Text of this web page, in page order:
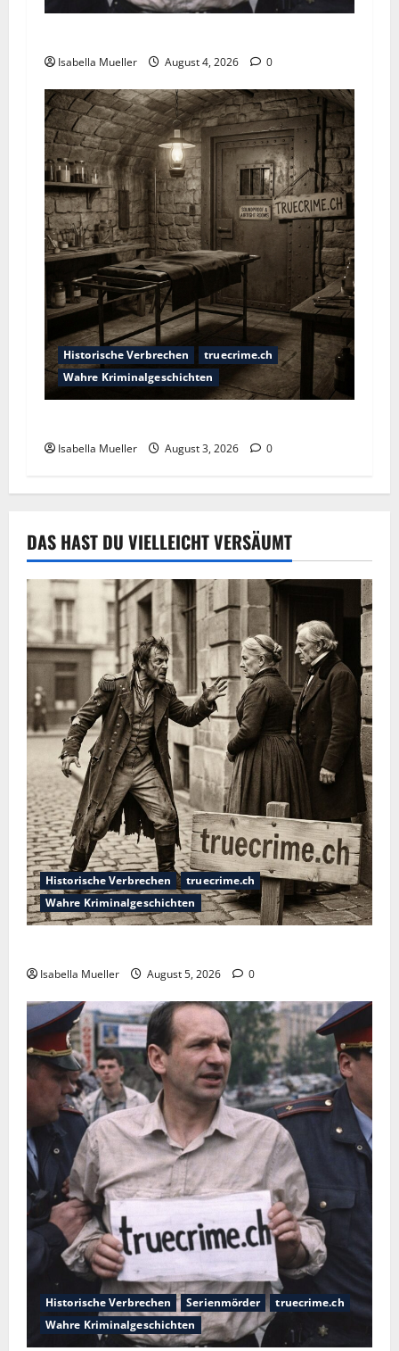
Isabella Mueller August 4, 2026 0
Historische Verbrechen
truecrime.ch
Wahre Kriminalgeschichten
Isabella Mueller August 3, 2026 0
DAS HAST DU VIELLEICHT VERSÄUMT
Historische Verbrechen
truecrime.ch
Wahre Kriminalgeschichten
Isabella Mueller August 5, 2026 0
Historische Verbrechen Serienmörder
truecrime.ch
Wahre Kriminalgeschichten